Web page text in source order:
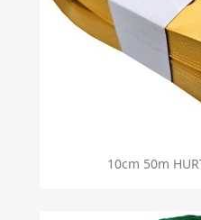
10cm 50m